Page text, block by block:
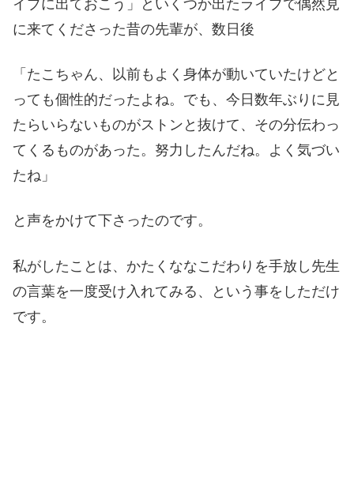
イブに出ておこう」といくつか出たライブで偶然見
に来てくださった昔の先輩が、数日後
「たこちゃん、以前もよく身体が動いていたけどと
っても個性的だったよね。でも、今日数年ぶりに見
たらいらないものがストンと抜けて、その分伝わっ
てくるものがあった。努力したんだね。よく気づい
たね」
と声をかけて下さったのです。
私がしたことは、かたくななこだわりを手放し先生
の言葉を一度受け入れてみる、という事をしただけ
です。